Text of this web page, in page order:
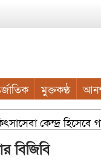
মুক্তকণ্ঠ
কেন্দ্র হিসেবে গড়ে
আধুনিক নাগরিক
বিজিবি